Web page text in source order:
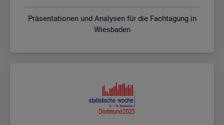
Präsentationen und Analysen für die Fachtagung in
Wiesbaden